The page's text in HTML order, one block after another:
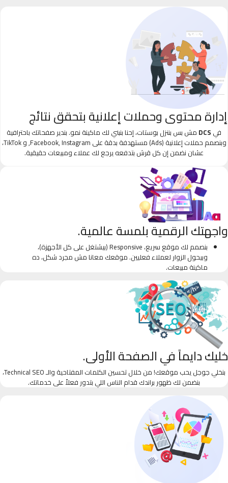
إدارة محتوى وحملات إعلانية بتحقق نتائج
في DCS مش بس بننزل بوستات، إحنا بنبني لك ماكينة نمو. بندير صفحاتك باحترافية
وبنصمم حملات إعلانية (Ads) مستهدفة بدقة على Facebook, Instagram, و TikTok،
عشان نضمن إن كل قرش بتدفعه يرجع لك عملاء ومبيعات حقيقية.
واجهتك الرقمية بلمسة عالمية.
بنصمم لك موقع سريع، Responsive (بيشتغل على كل الأجهزة)،
وبيحول الزوار لعملاء فعليين. موقعك معانا مش مجرد شكل، ده
ماكينة مبيعات.
خليك دايماً في الصفحة الأولى.
بنخلي جوجل يحب موقعك! من خلال تحسين الكلمات المفتاحية والـ Technical SEO،
بنضمن لك ظهور براندك قدام الناس اللي بتدور فعلاً على خدماتك.